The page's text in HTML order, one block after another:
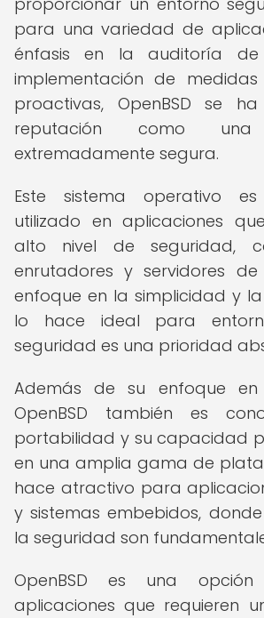
para una variedad de
énfasis en la auditoría
implementación de
proactivas, OpenBSD se
reputación como una
extremadamente segura.
Este sistema operativo es
utilizado en aplicaciones
alto nivel de seguridad,
enrutadores y servidores de
enfoque en la simplicidad y
lo hace ideal para
seguridad es una prioridad
Además de su enfoque
OpenBSD también es
portabilidad y su capacidad
en una amplia gama de
hace atractivo para
y sistemas embebidos,
la seguridad son
OpenBSD es una
aplicaciones que requieren